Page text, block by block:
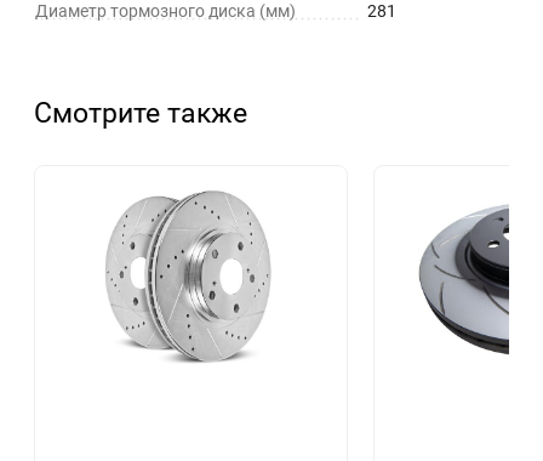
Диаметр тормозного диска (мм) 281
Смотрите также